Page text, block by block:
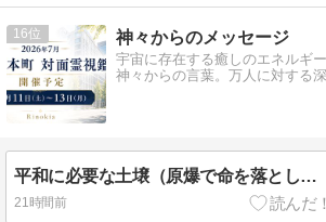
16 神々からのメッセージ
宇宙に存在する癒しのエネルギ
神々からの言葉。万人に対する
平和に必要な土壌（原爆で命を落とした御霊より）
21時間前